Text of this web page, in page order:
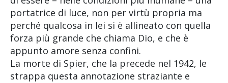
portatrice di luce, non per virtù propria ma
perché qualcosa in lei si è allineato con quella
forza più grande che chiama Dio, e che è
appunto amore senza confini.
La morte di Spier, che la precede nel 1942, le
strappa questa annotazione straziante e